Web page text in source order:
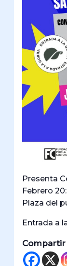
Presenta
Febrero
Plaza del
Entrada a
Compartir